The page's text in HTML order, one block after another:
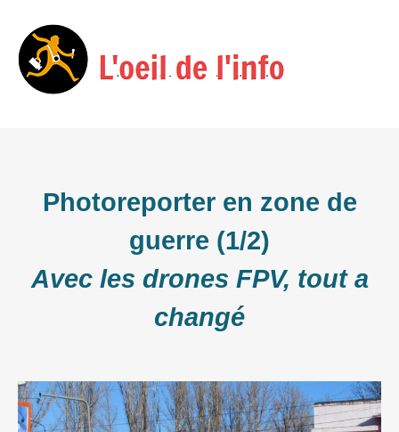
Skip
to
Photoreporter en zone de
guerre (1/2)
Avec les drones FPV, tout a
changé